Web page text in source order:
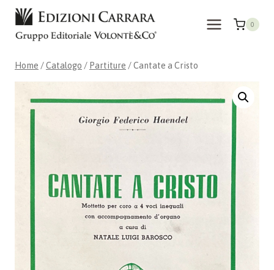
Salta
contenuto
0
Home /Catalogo / Partiture /Cantate a Cristo